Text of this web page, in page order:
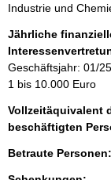
Industrie und
Jährliche
Geschäftsjahr: 01/
1 bis 10.000 Euro
Vollzeitäquivalent
beschäftigten
Betraute Personen: